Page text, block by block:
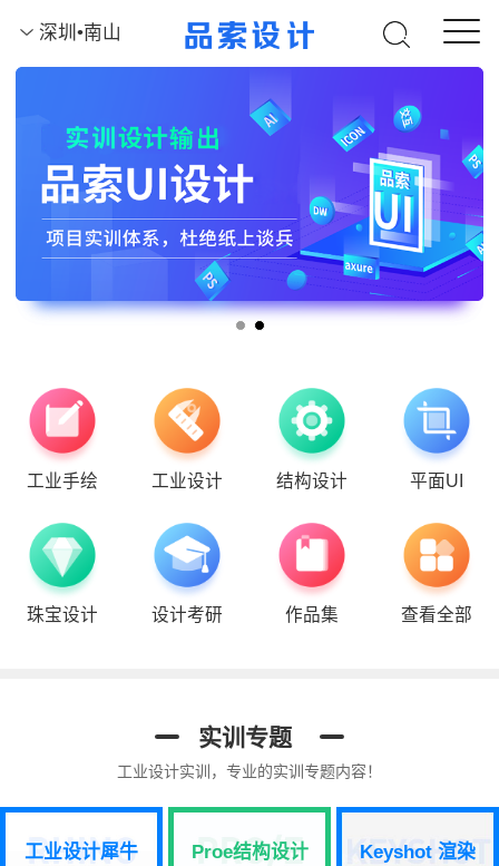
深圳•南山
工业手绘 工业设计 结构设计 平面UI
珠宝设计 设计考研 作品集 查看全部
实训专题
工业设计实训，专业的实训专题内容！
工业设计犀牛 Proe结构设计 Keyshot 渲染